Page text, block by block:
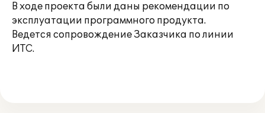
В ходе проекта были даны рекомендации по
эксплуатации программного продукта.
Ведется сопровождение Заказчика по линии
ИТС.